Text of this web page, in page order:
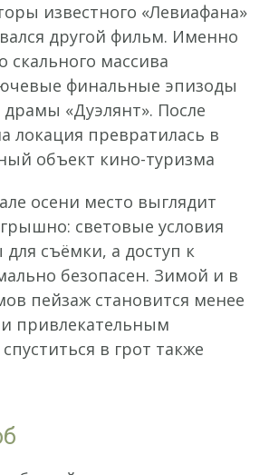
известного «Левиафана»
другой фильм. Именно
скального массива
финальные эпизоды
«Дуэлянт». После
локация превратилась в
объект кино-туризма
осени место выглядит
световые условия
съёмки, а доступ к
безопасен. Зимой и в
пейзаж становится менее
привлекательным
в грот также